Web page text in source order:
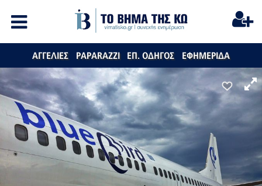
ΑΓΓΕΛΙΕΣ PAPARAZZI ΕΠ. ΟΔΗΓΟΣ ΕΦΗΜΕΡΙΔΑ